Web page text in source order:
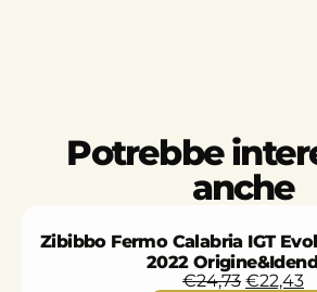
Potrebbe
anche
Zibibbo Fermo Calabria IGT
2022
€24,73 €22,43